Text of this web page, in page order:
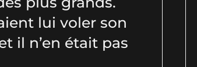
lui voler son
il n’en était pas